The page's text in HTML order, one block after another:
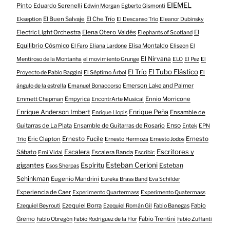
Pinto Eduardo Serenelli Edwin Morgan Egberto Gismonti EIEMEL
Ekseption El Buen Salvaje El Che Trío El Descanso Trío Eleanor Dubinsky
Electric Light Orchestra Elena Otero Valdés Elephants of Scotland El
Equilibrio Cósmico El Faro Eliana Lardone Elisa Montaldo Eliseon El
Mentiroso de la Montanha el movimiento Grunge El Nirvana ELO El Pez El
Proyecto de Pablo Baggini El Séptimo Árbol El Trío El Tubo Elástico El
ángulo de la estrella Emanuel Bonaccorso Emerson Lake and Palmer
Emmett Chapman Empyrica EncontrArte Musical Ennio Morricone
Enrique Anderson Imbert Enrique Llopis Enrique Peña Ensamble de
Guitarras de La Plata Ensamble de Guitarras de Rosario Enso Entek EPN
Trío Eric Clapton Ernesto Fucile Ernesto Hermoza Ernesto Jodos Ernesto
Sábato Erni Vidal Escalera Escalera Banda Escribir: Escritores y
gigantes Esos Sherpas Espíritu Esteban Cerioni Esteban
Sehinkman Eugenio Mandrini Eureka Brass Band Eva Schilder
Experiencia de Caer Experimento Quartermass Experimento Quatermass
Ezequiel Beyrouti Ezequiel Borra Ezequiel Román Gil Fabio Banegas Fabio
Gremo Fabio Obregón Fabio Rodriguez de la Flor Fabio Trentini Fabio Zuffanti